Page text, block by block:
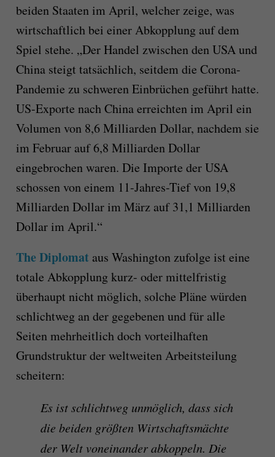
beiden Staaten im April, welcher zeige, was
wirtschaftlich bei einer Abkopplung auf dem
Spiel stehe. „Der Handel zwischen den USA und
China steigt tatsächlich, seitdem die Corona-
Pandemie zu schweren Einbrüchen geführt hatte.
US-Exporte nach China erreichten im April ein
Volumen von 8,6 Milliarden Dollar, nachdem sie
im Februar auf 6,8 Milliarden Dollar
eingebrochen waren. Die Importe der USA
schossen von einem 11-Jahres-Tief von 19,8
Milliarden Dollar im März auf 31,1 Milliarden
Dollar im April.“
The Diplomat aus Washington zufolge ist eine
totale Abkopplung kurz- oder mittelfristig
überhaupt nicht möglich, solche Pläne würden
schlichtweg an der gegebenen und für alle
Seiten mehrheitlich doch vorteilhaften
Grundstruktur der weltweiten Arbeitsteilung
scheitern:
Es ist schlichtweg unmöglich, dass sich
die beiden größten Wirtschaftsmächte
der Welt voneinander abkoppeln. Die